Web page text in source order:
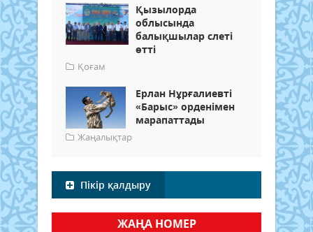
Қызылорда
облысында
балықшылар слеті
өтті
Қоғам
Ерлан Нұрғалиевті
«Барыс» орденімен
марапаттады
Жаңалықтар
Пікір қалдыру
ЖАҢА НОМЕР